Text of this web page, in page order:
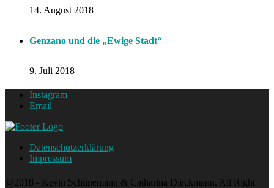
14. August 2018
Genzano und die „Ewige Stadt“
9. Juli 2018
Instagram
Email
Datenschutzerklärung
Impressum
@2018 - Kevin Schünemann & Catharina Dieckmann. All Right